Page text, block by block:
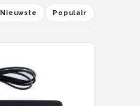
Nieuwste Populair